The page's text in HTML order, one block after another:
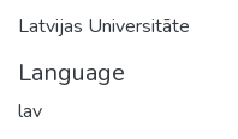
Latvijas Universitāte
Language
lav